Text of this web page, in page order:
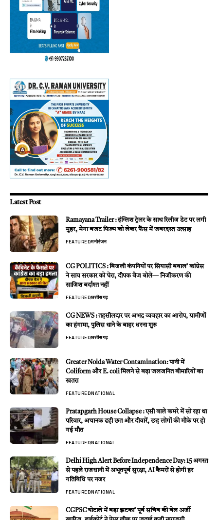
Latest Post
Ramayana Trailer : इंग्लिश ट्रेलर के साथ रिलीज डेट पर लगी
मुहर, मेगा बजट फिल्म को लेकर फैंस में जबरदस्त उत्साह
FEATUREDमनोरंजन
CG POLITICS : बिजली कंपनियों पर सियासी बवाल’ कांग्रेस
ने साय सरकार को घेरा, दीपक बैज बोले— निजीकरण की
साजिश बर्दाश्त नहीं
FEATUREDछत्तीसगढ़
CG NEWS : तहसीलदार पर अभद्र व्यवहार का आरोप, ग्रामीणों
का हंगामा, पुलिस थाने के बाहर धरना शुरू
FEATUREDछत्तीसगढ़
Greater Noida Water Contamination: पानी में
Coliform और E. coli मिलने से बढ़ा जलजनित बीमारियों का
खतरा
FEATUREDNATIONAL
Pratapgarh House Collapse : एसी वाले कमरे में सो रहा था
परिवार, अचानक ढही छत और दीवारें, छह लोगों की मौके पर हो
गई मौत
FEATUREDNATIONAL
Delhi High Alert Before Independence Day: 15 अगस्त
से पहले राजधानी में अभूतपूर्व सुरक्षा, AI कैमरों से होगी हर
गतिविधि पर नजर
FEATUREDNATIONAL
CGPSC घोटाले में बड़ा झटका’ पूर्व सचिव की बेल अर्जी